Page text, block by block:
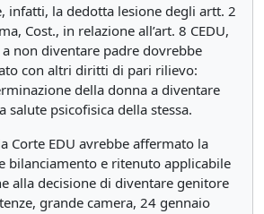
infatti, la dedotta lesione degli artt. 2
Cost., in relazione all’art. 8 CEDU,
non diventare padre dovrebbe
con altri diritti di pari rilievo:
della donna a diventare
salute psicofisica della stessa.
Corte EDU avrebbe affermato la
bilanciamento e ritenuto applicabile
alla decisione di diventare genitore
grande camera, 24 gennaio